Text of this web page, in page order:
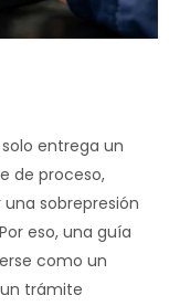
entrega un
de proceso,
sobrepresión
eso, una guía
como un
trámite